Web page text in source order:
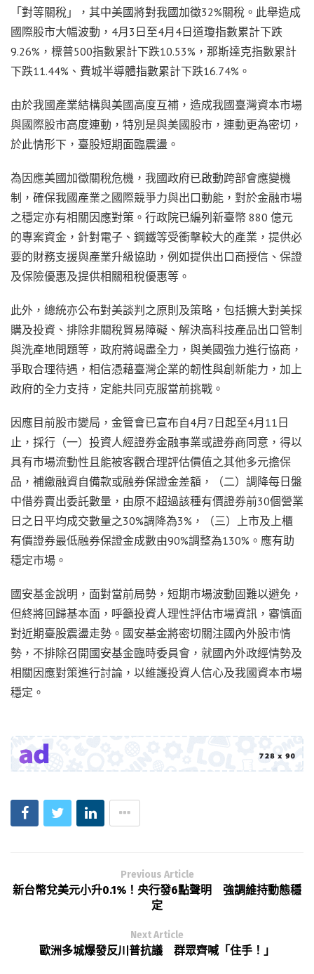
「對等關稅」，其中美國將對我國加徵32%關稅。此舉造成
國際股市大幅波動，4月3日至4月4日道瓊指數累計下跌
9.26%，標普500指數累計下跌10.53%，那斯達克指數累計
下跌11.44%、費城半導體指數累計下跌16.74%。
由於我國產業結構與美國高度互補，造成我國臺灣資本市場
與國際股市高度連動，特別是與美國股市，連動更為密切，
於此情形下，臺股短期面臨震盪。
為因應美國加徵關稅危機，我國政府已啟動跨部會應變機
制，確保我國產業之國際競爭力與出口動能，對於金融市場
之穩定亦有相關因應對策。行政院已編列新臺幣 880 億元
的專案資金，針對電子、鋼鐵等受衝擊較大的產業，提供必
要的財務支援與產業升級協助，例如提供出口商授信、保證
及保險優惠及提供相關租稅優惠等。
此外，總統亦公布對美談判之原則及策略，包括擴大對美採
購及投資、排除非關稅貿易障礙、解決高科技產品出口管制
與洗產地問題等，政府將竭盡全力，與美國強力進行協商，
爭取合理待遇，相信憑藉臺灣企業的韌性與創新能力，加上
政府的全力支持，定能共同克服當前挑戰。
因應目前股市變局，金管會已宣布自4月7日起至4月11日
止，採行（一）投資人經證券金融事業或證券商同意，得以
具有市場流動性且能被客觀合理評估價值之其他多元擔保
品，補繳融資自備款或融券保證金差額，（二）調降每日盤
中借券賣出委託數量，由原不超過該種有價證券前30個營業
日之日平均成交數量之30%調降為3%，（三）上市及上櫃
有價證券最低融券保證金成數由90%調整為130%。應有助
穩定市場。
國安基金說明，面對當前局勢，短期市場波動固難以避免，
但終將回歸基本面，呼籲投資人理性評估市場資訊，審慎面
對近期臺股震盪走勢。國安基金將密切關注國內外股市情
勢，不排除召開國安基金臨時委員會，就國內外政經情勢及
相關因應對策進行討論，以維護投資人信心及我國資本市場
穩定。
Previous Article
新台幣兌美元小升0.1%！央行發6點聲明 強調維持動態穩
定
Next Article
歐洲多城爆發反川普抗議 群眾齊喊「住手！」